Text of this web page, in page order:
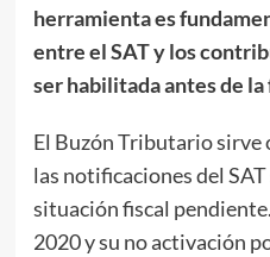
herramienta es
entre el SAT y los
ser habilitada antes de
El Buzón Tributario sirve
las notificaciones del
situación fiscal
2020 y su no activación